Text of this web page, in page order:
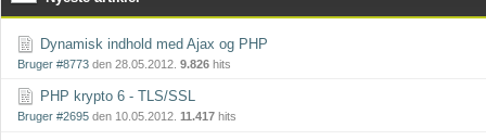
Dynamisk indhold med Ajax og PHP
Bruger #8773 den 28.05.2012. 9.826 hits
PHP krypto 6 - TLS/SSL
Bruger #2695 den 10.05.2012. 11.417 hits